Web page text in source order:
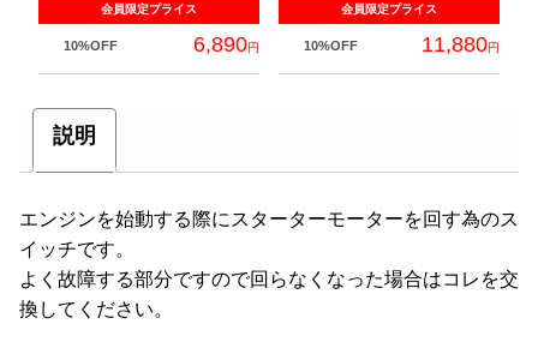
会員限定プライス
10%OFF 6,890円
会員限定プライス
10%OFF 11,880円
説明
エンジンを始動する際にスターターモーターを回す為のス
イッチです。
よく故障する部分ですので回らなくなった場合はコレを交
換してください。